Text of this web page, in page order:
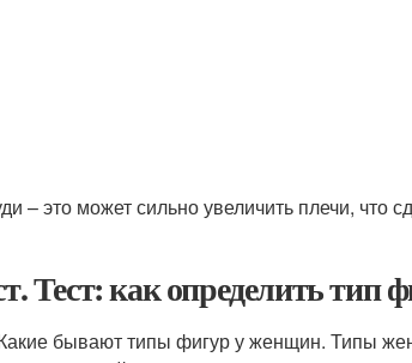
– это может сильно увеличить плечи, что
Тест: как определить